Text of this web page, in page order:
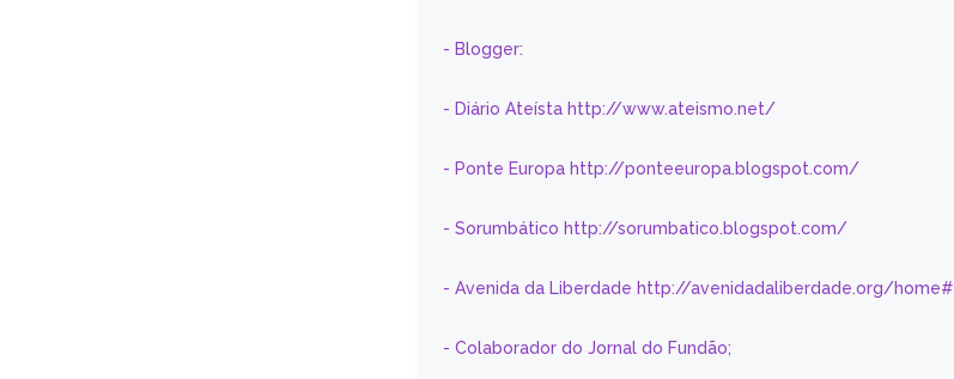
- Blogger:
- Diário Ateísta http://www.ateismo.net/
- Ponte Europa http://ponteeuropa.blogspot.com/
- Sorumbático http://sorumbatico.blogspot.com/
- Avenida da Liberdade http://avenidadaliberdade.org/home#
- Colaborador do Jornal do Fundão;